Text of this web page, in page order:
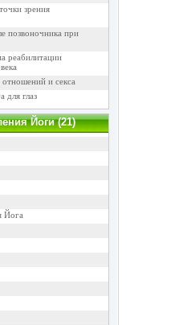
зрения
позвоночника при
реабилитации
и секса
для глаз
Йоги (21)
Йога